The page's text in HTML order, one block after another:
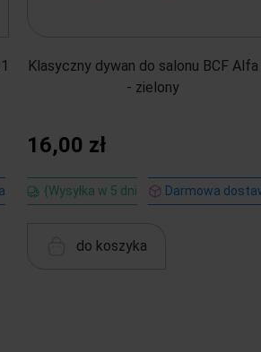
Klasyczny dywan do salonu BCF Alfa
- zielony
16,00 zł
{Wysyłka w 5 dni Darmowa
do koszyka